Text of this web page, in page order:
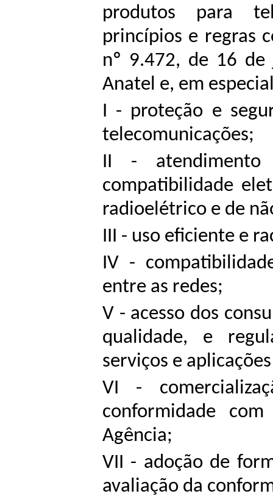
produtos para
princípios e regras
nº 9.472, de 16
Anatel e, em
I - proteção e
telecomunicações;
II - atendimento
compatibilidade
radioelétrico e de
III - uso eficiente e
IV -
entre as redes;
V - acesso dos
qualidade, e
serviços e
VI -
conformidade
Agência;
VII - adoção de
avaliação da